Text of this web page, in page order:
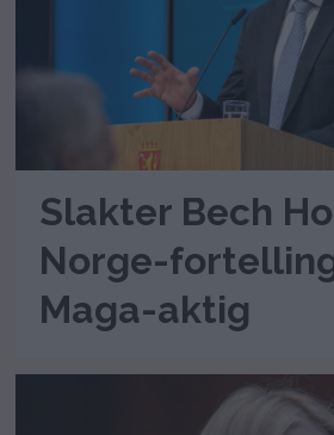
Slakter Bech
Norge-
Maga-aktig